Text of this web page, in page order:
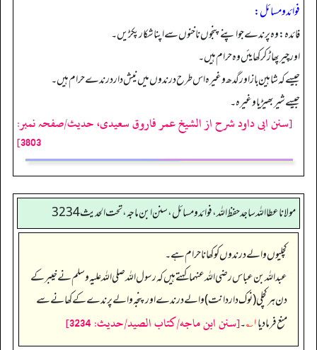
فوائد ومسائل:
فائدہ: وہ پرندے جو اپنے پنجوں ناخنوں سے اپنا شکار پکڑیں۔
اور چیر پھاڑ کر کھایئں وہ حرام ہیں۔
جیسے کہ شاہین باز اور گدھ وغیرہ اس طرح درندوں میں نیش دار درندے حرام ہیں۔
جیسے شیر بھیڑیا وغیرہ۔
[سنن ابی داود شرح از الشیخ عمر فاروق سعیدی، حدیث/صفحہ نمبر:
3803]
مولانا عطا الله ساجد حفظ الله، فوائد و مسائل، سنن ابن ماجه، تحت الحديث3234
کچلیوں والے درندوں کو کھانا حرام ہے۔
عبداللہ بن عباس رضی اللہ عنہما کہتے ہیں کہ رسول اللہ صلی اللہ علیہ وسلم نے خیبر کے
دن ہر کچلی (نوک دار دانت) والے درندے اور پنجہ والے پرندے کے کھانے سے
منع فرما دیا۱؎ ۔[سنن ابن ماجه/كتاب الصيد/حدیث: 3234]